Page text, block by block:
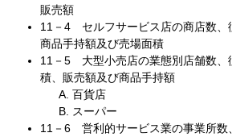
販売額
11－4 セルフサービス店の商店数、
商品手持額及び売場面積
11－5 大型小売店の業態別店舗数、
積、販売額及び商品手持額
百貨店
スーパー
11－6 営利的サービス業の事業所数